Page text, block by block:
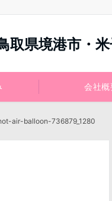
県境港市・米
会社概
air-balloon-736879_1280